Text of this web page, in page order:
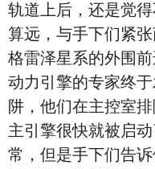
轨道上后，还是觉
算远，与手下们紧
格雷泽星系的外围
动力引擎的专家终
阱，他们在主控室
主引擎很快就被启
常，但是手下们告